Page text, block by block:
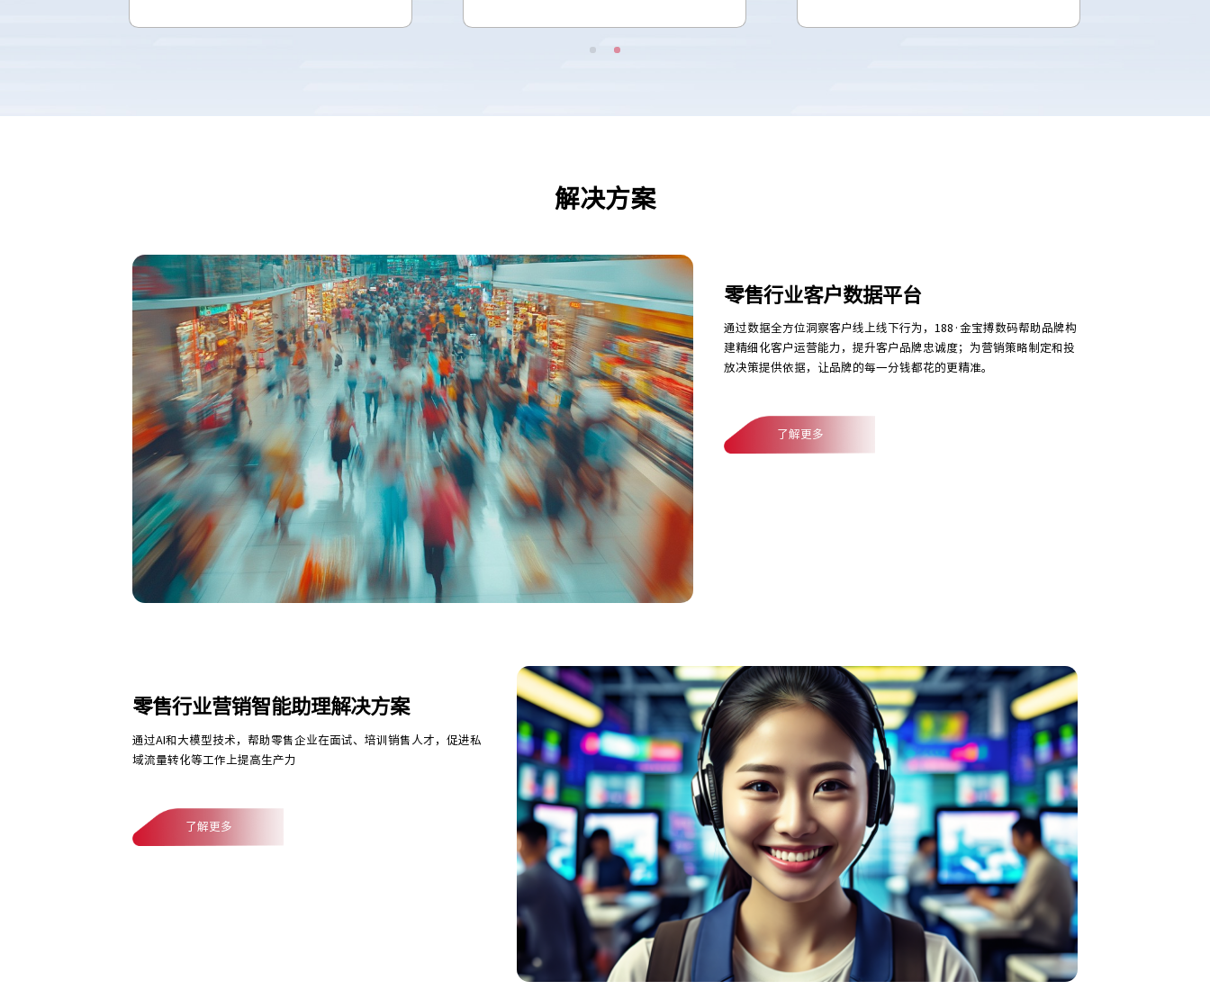
解决方案
零售行业客户数据平台
通过数据全方位洞察客户线上线下行为，188·金宝搏数码帮助品牌构
建精细化客户运营能力，提升客户品牌忠诚度；为营销策略制定和投
放决策提供依据，让品牌的每一分钱都花的更精准。
了解更多
零售行业营销智能助理解决方案
通过AI和大模型技术，帮助零售企业在面试、培训销售人才，促进私
域流量转化等工作上提高生产力
了解更多